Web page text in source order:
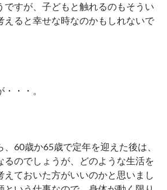
ですが、子どもと触れるのもそうい
えると幸せな時なのかもしれないで
・・。
60歳か65歳で定年を迎えた後は、
るのでしょうが、どのような生活を
えておいた方がいいのかと思いまし